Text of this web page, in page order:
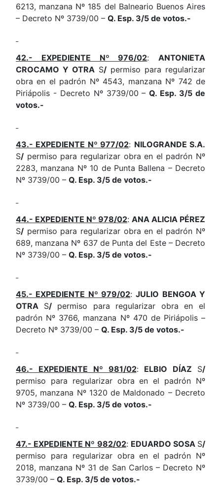
6213, manzana Nº 185 del Balneario Buenos Aires
– Decreto Nº 3739/00 – Q. Esp. 3/5 de votos.-
42.- EXPEDIENTE Nº 976/02: ANTONIETA
CROCAMO Y OTRA S/permiso para regularizar
obra en el padrón Nº 4543, manzana Nº 742 de
Piriápolis - Decreto Nº 3739/00 –Q. Esp. 3/5 de
votos.-
43.- EXPEDIENTE Nº 977/02: NILOGRANDE S.A.
S/ permiso para regularizar obra en el padrón Nº
2283, manzana Nº 10 de Punta Ballena – Decreto
Nº 3739/00 – Q. Esp. 3/5 de votos.-
44.- EXPEDIENTE Nº 978/02: ANA ALICIA PÉREZ
S/ permiso para regularizar obra en el padrón Nº
689, manzana Nº 637 de Punta del Este – Decreto
Nº 3739/00 – Q. Esp. 3/5 de votos.-
45.- EXPEDIENTE Nº 979/02:JULIO BENGOA Y
OTRA S/permiso para regularizar obra en el
padrón Nº 3766, manzana Nº 470 de Piriápolis –
Decreto Nº 3739/00 – Q. Esp. 3/5 de votos.-
46.- EXPEDIENTE Nº 981/02: ELBIO DÍAZ S/
permiso para regularizar obra en el padrón Nº
9705, manzana Nº 1320 de Maldonado – Decreto
Nº 3739/00 – Q. Esp. 3/5 de votos.-
47.- EXPEDIENTE Nº 982/02: EDUARDO SOSA S/
permiso para regularizar obra en el padrón Nº
2018, manzana Nº 31 de San Carlos – Decreto Nº
3739/00 – Q. Esp. 3/5 de votos.-